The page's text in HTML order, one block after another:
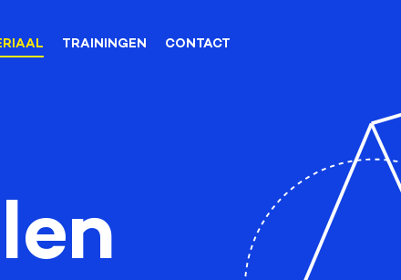
TRAININGEN CONTACT